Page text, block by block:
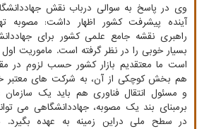
وی در پاسخ به سوالی درباب نقش
آینده پیشرفت کشور اظهار داشت: مصوبه
راهبری نقشه جامع علمی کشور برای
بسیار خوبی را در نظر گرفته است. ماموریت اول
است ما معتقدیم بازار کشور حسب لزوم در
هم بخش کوچکی از آن، به شرکت های معتبر
و مسئول انتقال فناوری هم باید یک سازمان
برمبنای بند یک مصوبه، جهاددانشگاهی می
در سطح ملی دراین زمینه به عهده بگیرد.